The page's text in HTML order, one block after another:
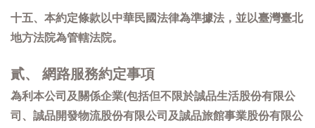
十五、本約定條款以中華民國法律為準據法，並以臺灣臺北
地方法院為管轄法院。
貳、 網路服務約定事項
為利本公司及關係企業(包括但不限於誠品生活股份有限公
司、誠品開發物流股份有限公司及誠品旅館事業股份有限公